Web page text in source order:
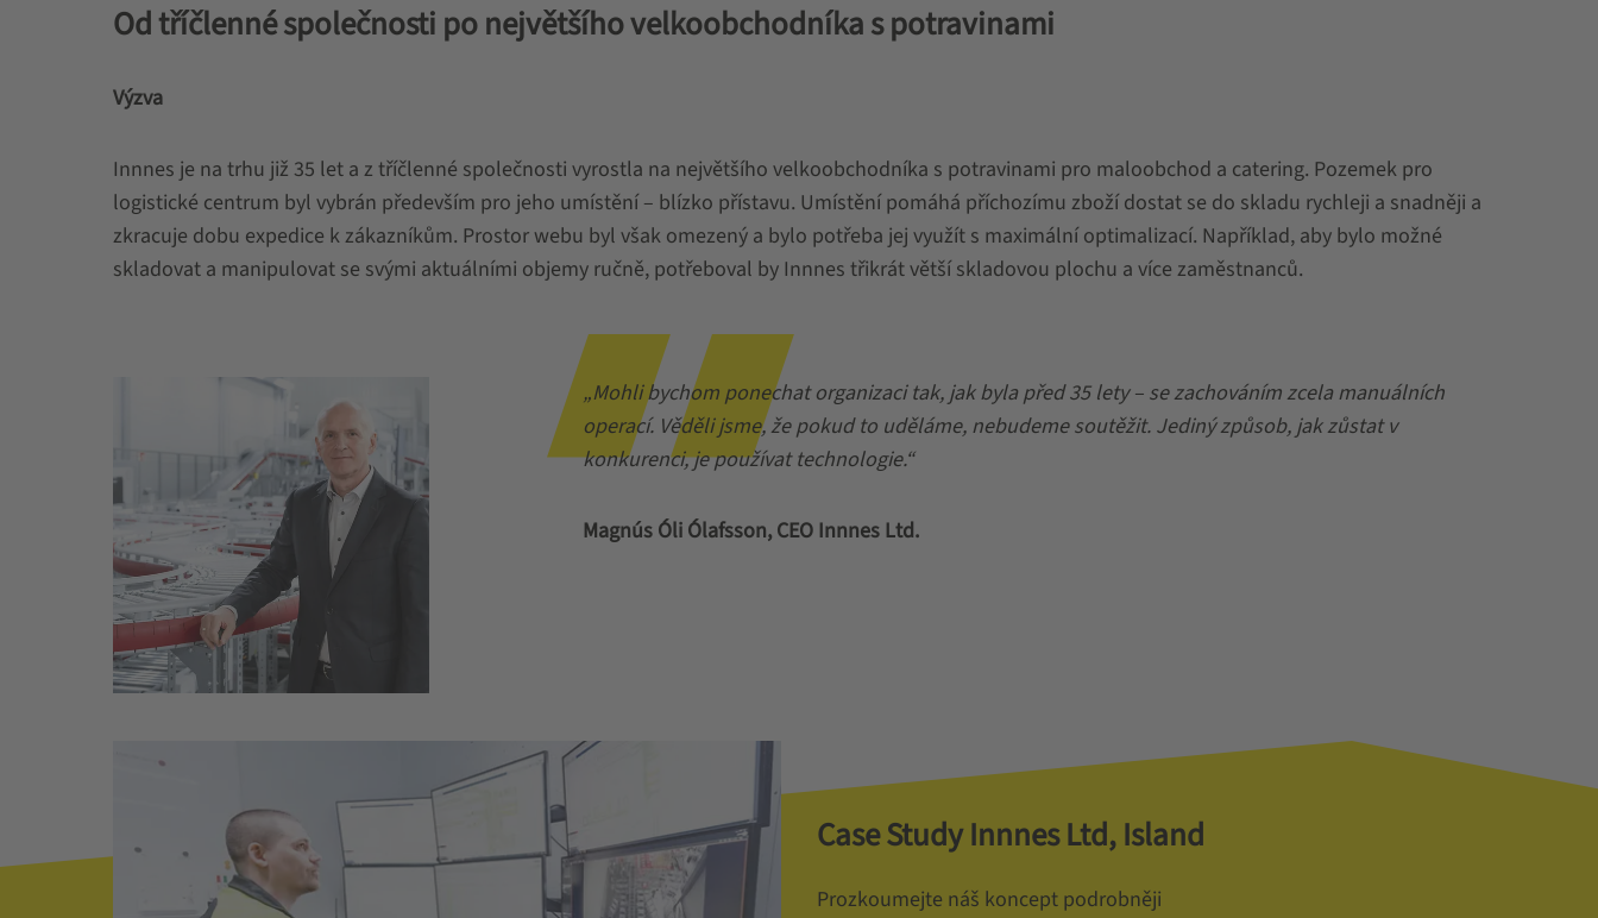
Od tříčlenné společnosti po největšího velkoobchodníka s potravinami
Výzva
Innnes je na trhu již 35 let a z tříčlenné společnosti vyrostla na největšího velkoobchodníka s potravinami pro maloobchod a catering. Pozemek pro
logistické centrum byl vybrán především pro jeho umístění – blízko přístavu. Umístění pomáhá příchozímu zboží dostat se do skladu rychleji a snadněji a
zkracuje dobu expedice k zákazníkům. Prostor webu byl však omezený a bylo potřeba jej využít s maximální optimalizací. Například, aby bylo možné
skladovat a manipulovat se svými aktuálními objemy ručně, potřeboval by Innnes třikrát větší skladovou plochu a více zaměstnanců.
„Mohli bychom ponechat organizaci tak, jak byla před 35 lety – se zachováním zcela manuálních
operací. Věděli jsme, že pokud to uděláme, nebudeme soutěžit. Jediný způsob, jak zůstat v
konkurenci, je používat technologie.“
Magnús Óli Ólafsson, CEO Innnes Ltd.
Case Study Innnes Ltd, Island
Prozkoumejte náš koncept podrobněji